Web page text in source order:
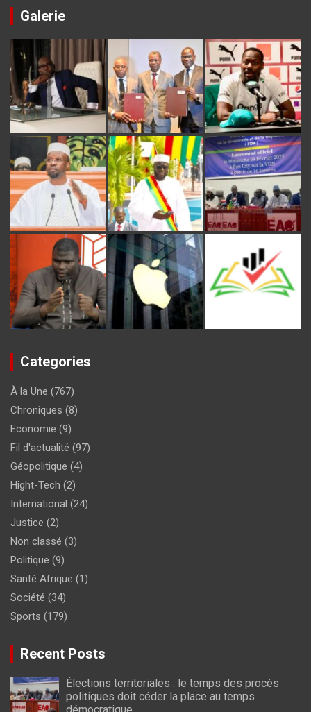
Galerie
Categories
À la Une (767)
Chroniques (8)
Economie (9)
Fil d'actualité (97)
Géopolitique (4)
Hight-Tech (2)
International (24)
Justice (2)
Non classé (3)
Politique (9)
Santé Afrique (1)
Société (34)
Sports (179)
Recent Posts
Élections territoriales : le temps des procès
politiques doit céder la place au temps